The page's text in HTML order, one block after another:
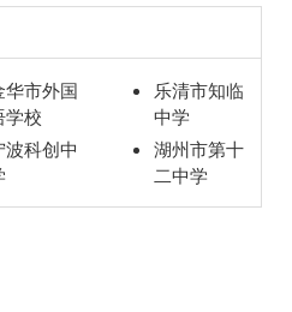
华市外国
学校
乐清市知临
中学
波科创中
湖州市第十
二中学